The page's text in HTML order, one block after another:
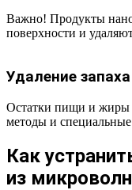
Важно! Продукты
поверхности и
Удаление
Остатки пищи и жиры
методы и специальные
Как
из